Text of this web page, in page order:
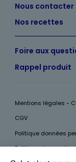
Nous contacter
Nos recettes
Foire aux
Rappel produit
Mentions légales -
CGV
Politique données
Politique des cookies